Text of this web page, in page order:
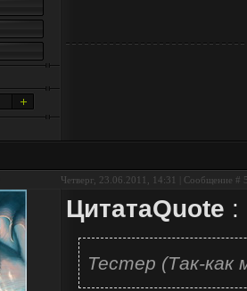
Четверг, 23.06.2011, 14:31 | Сообщение #
ЦитатаQuote :
Тестер (Так-как